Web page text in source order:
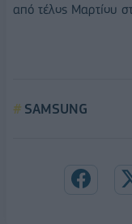
από τέλος Μαρτίου
SAMSUNG